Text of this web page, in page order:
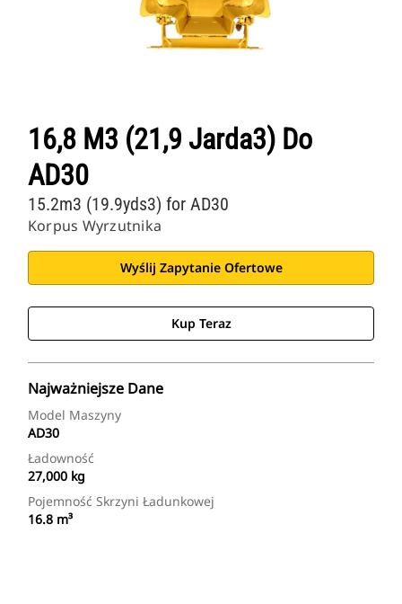
16,8 M3 (21,9 Jarda3) Do
AD30
Korpus Wyrzutnika
15.2m3 (19.9yds3) for AD30
Wyślij Zapytanie Ofertowe
Kup Teraz
Najważniejsze Dane
Model Maszyny
AD30
Ładowność
27,000 kg
Pojemność Skrzyni Ładunkowej
16.8 m³